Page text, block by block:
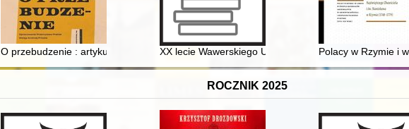
O przebudzenie : artykuły, reportaże, przemówieniaXX lecie Wawerskiego Uniwersytetu Trzeciego Wieku :
Polacy w Rzymie i
ROCZNIK 2025